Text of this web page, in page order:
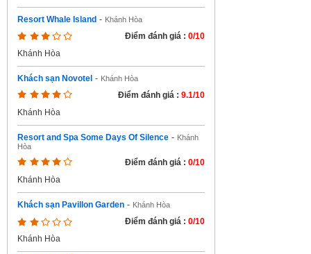
Resort Whale Island - Khánh Hòa
Điểm đánh giá : 0/10
Khánh Hòa
Khách sạn Novotel - Khánh Hòa
Điểm đánh giá : 9.1/10
Khánh Hòa
Resort and Spa Some Days Of Silence - Khánh
Hòa
Điểm đánh giá : 0/10
Khánh Hòa
Khách sạn Pavillon Garden - Khánh Hòa
Điểm đánh giá : 0/10
Khánh Hòa